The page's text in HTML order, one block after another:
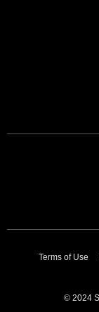
Terms of Use
© 2024